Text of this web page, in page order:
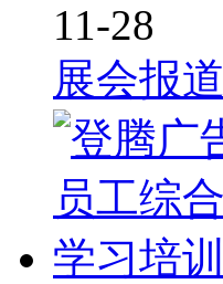
11-28
展会报道